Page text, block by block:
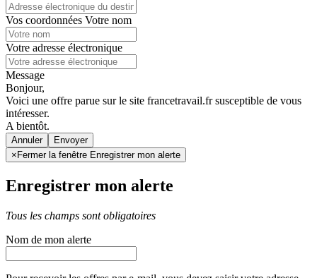
Vos coordonnées Votre nom
Votre adresse électronique
Message
Bonjour,
Voici une offre parue sur le site francetravail.fr susceptible de vous
intéresser.
A bientôt.
Annuler
× Fermer la fenêtre Enregistrer mon alerte
Enregistrer mon alerte
Tous les champs sont obligatoires
Nom de mon alerte